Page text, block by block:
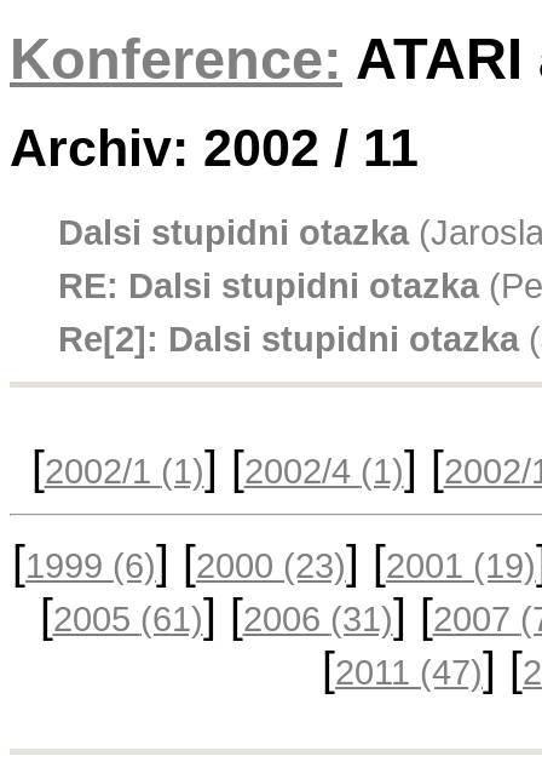
Konference:
Archiv: 2002 / 11
Dalsi stupidni otazka
RE: Dalsi stupidni otazka
Re[2]: Dalsi stupidni otazka
[2002/1 (1)] [2002/4 (1)] [
[1999 (6)] [2000 (23)] [2001 (19)
[2005 (61)] [2006 (31)] [2007
[2011 (47)] [